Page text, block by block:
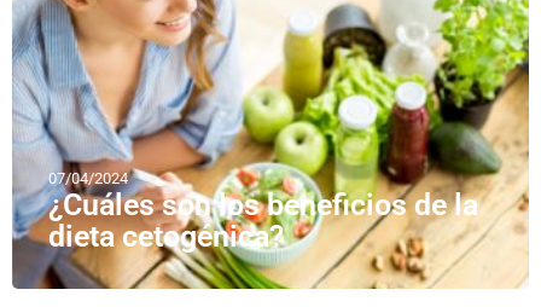
07/04/2024
¿Cuáles son los beneficios de la
dieta cetogénica?